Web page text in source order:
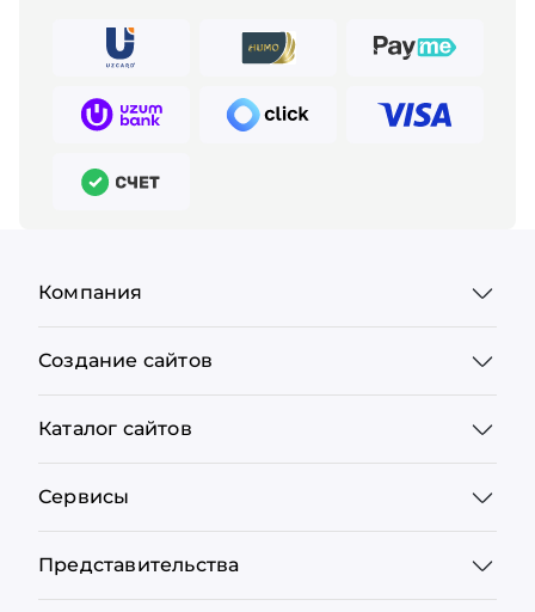
Компания
Создание сайтов
Каталог сайтов
Сервисы
Представительства